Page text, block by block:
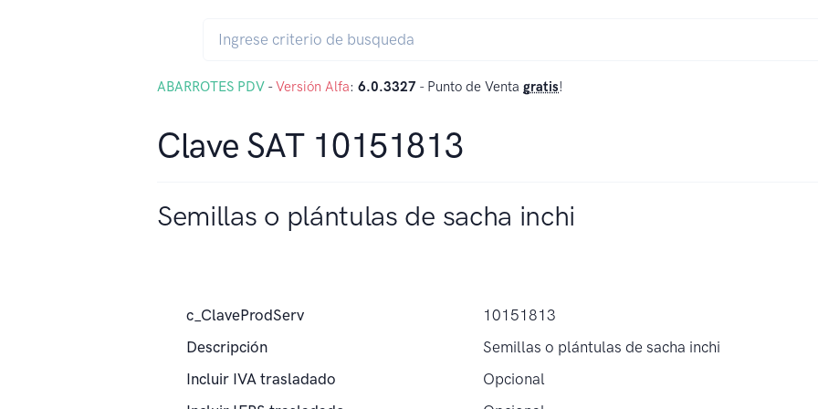
ABARROTES PDV -Versión Alfa: 6.0.3327 - Punto de Venta gratis!
Clave SAT 10151813
Semillas o plántulas de sacha inchi
c_ClaveProdServ
10151813
Descripción
Semillas o plántulas de sacha inchi
Incluir IVA trasladado
Opcional